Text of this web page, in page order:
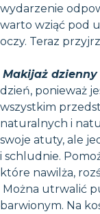
wydarzenie
warto wziąć pod
oczy. Teraz
Makijaż dzienny
dzień, ponieważ
wszystkim
naturalnych i
swoje atuty, ale
i schludnie.
które nawilża,
Można utrwalić
barwionym. Na